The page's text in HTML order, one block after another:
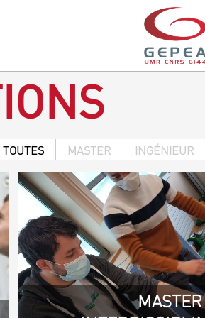
TOUTES MASTER INGÉNIEUR
MASTER